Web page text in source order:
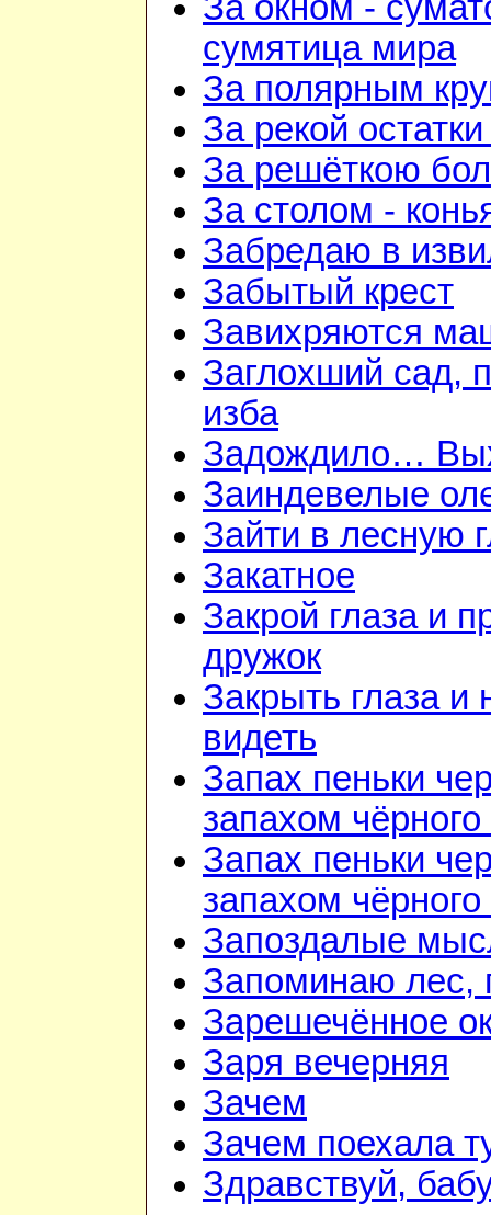
За окном -
сумятица мира
За полярным
За рекой
За решёткою
За столом -
Забредаю в
Забытый крест
Завихряются
Заглохший сад,
изба
Задождило…
Заиндевелые
Зайти в лесную
Закатное
Закрой глаза и
дружок
Закрыть глаза и
видеть
Запах пеньки
запахом
Запах пеньки
запахом
Запоздалые
Запоминаю лес,
Зарешечённое
Заря вечерняя
Зачем
Зачем поехала
Здравствуй,